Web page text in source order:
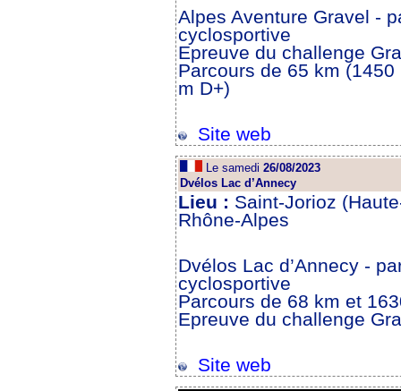
Alpes Aventure Gravel -
cyclosportive
Epreuve du challenge
Parcours de 65 km
m D+)
Site web
Le samedi 26/08/2023
Dvélos Lac d’Annecy
Lieu : Saint-Jorioz
Rhône-Alpes
Dvélos Lac d’Annecy -
cyclosportive
Parcours de 68 km et
Epreuve du challenge
Site web